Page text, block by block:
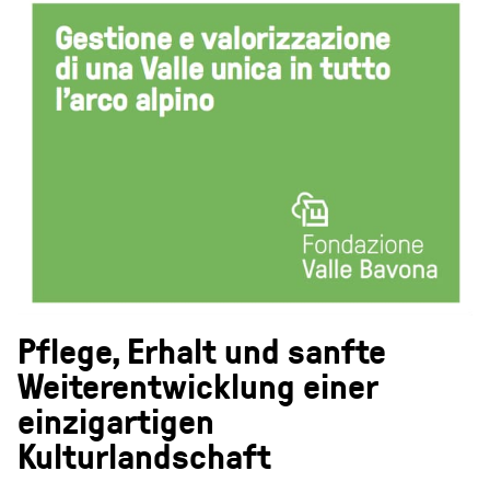
Pflege, Erhalt und sanfte
Weiterentwicklung einer
einzigartigen
Kulturlandschaft